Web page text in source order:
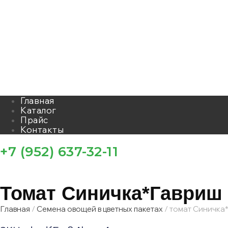
Главная
Каталог
Прайс
Контакты
+7 (952) 637-32-11
Томат Синичка*гавриш
Главная / Семена овощей в цветных пакетах / томат